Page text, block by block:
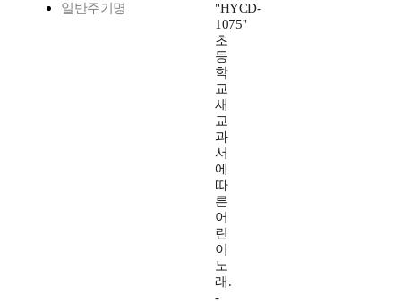
일반주기명
"HYCD-
1075"
초
등
학
교
새
교
과
서
에
따
른
어
린
이
노
래.
-